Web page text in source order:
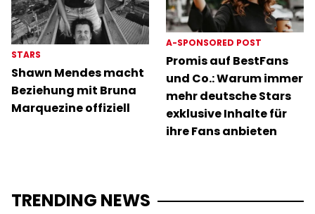
STARS
Shawn Mendes macht
Beziehung mit Bruna
Marquezine offiziell
A-SPONSORED POST
Promis auf BestFans
und Co.: Warum immer
mehr deutsche Stars
exklusive Inhalte für
ihre Fans anbieten
TRENDING NEWS